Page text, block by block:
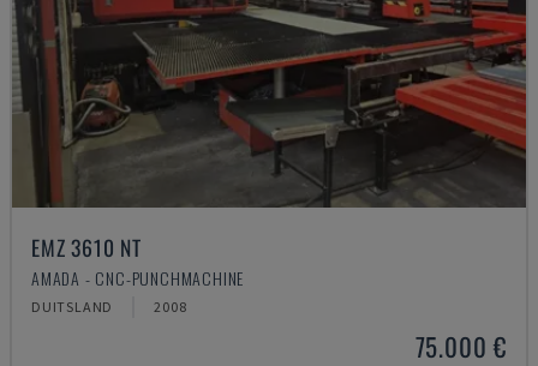
EMZ 3610 NT
AMADA - CNC-PUNCHMACHINE
DUITSLAND 2008
75.000 €